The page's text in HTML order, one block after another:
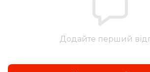
Додайте перший